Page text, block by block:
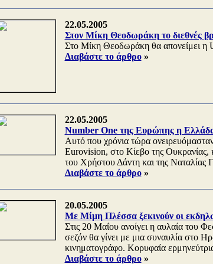
22.05.2005
Στον Μίκη Θεοδωράκη το διεθνές
Στο Μίκη Θεοδωράκη θα απονείμει η
Διαβάστε το άρθρο»
22.05.2005
Number One της Ευρώπης η
Αυτό που χρόνια τώρα
Eurovision, στο Κίεβο της
του Χρήστου Δάντη και της Ναταλίας
Διαβάστε το άρθρο»
20.05.2005
Με Μίμη Πλέσσα ξεκινούν οι
Στις 20 Μαΐου ανοίγει η αυλαία του
σεζόν θα γίνει με μια συναυλία στο
κινηματογράφο. Κορυφαία
Διαβάστε το άρθρο»